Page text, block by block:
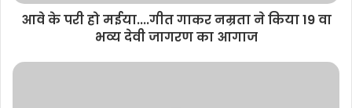
आवे के परी हो मईया....गीत गाकर नम्रता ने किया 19 वा
भव्य देवी जागरण का आगाज